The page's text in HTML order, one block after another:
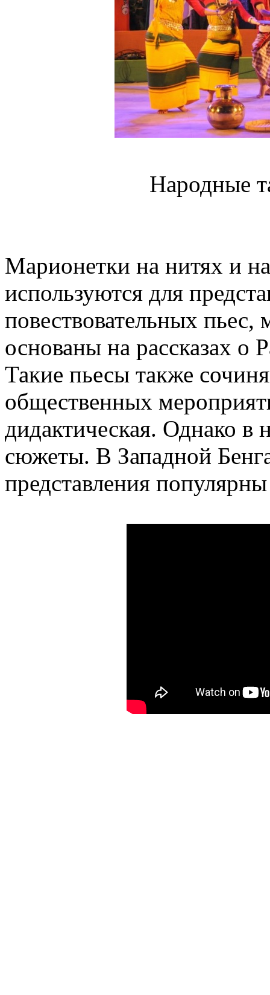
Народные
Марионетки на нитях и
используются для
повествовательных
основаны на рассказах
Такие пьесы также
общественных
дидактическая. Однако в
сюжеты. В Западной
представления